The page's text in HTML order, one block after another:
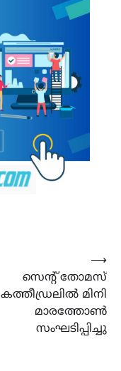
സെന്റ് തോമസ്
കത്തീഡ്രലില്‍ മിനി
മാരത്തോണ്‍
സംഘടിപ്പിച്ചു
⟶